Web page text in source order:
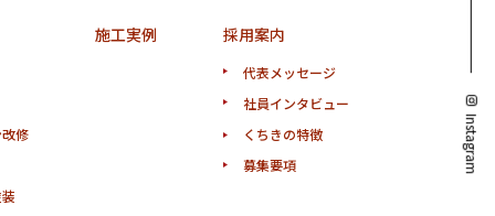
修
施工実例 採用案内
代表メッセージ
社員インタビュー
くちきの特徴
募集要項
Instagram